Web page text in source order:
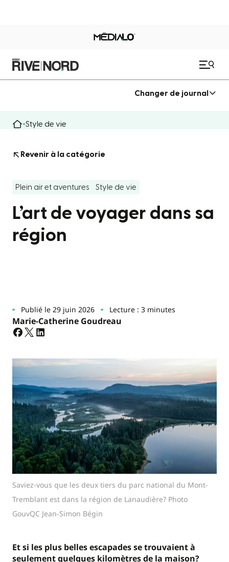
Changer de journal
Style de vie
Revenir à la catégorie
Plein air et aventures Style de vie
L’art de voyager dans sa
région
Publié le 29 juin 2026 Lecture : 3 minutes
Marie-Catherine Goudreau
Saviez-vous que les deux tiers du parc national du Mont-
Tremblant est dans la région de Lanaudière? Photo
GouvQC Jean-Simon Bégin
Etsi les plus bellesescapadesse trouvaient à
seulement quelques kilomètres de la maison?